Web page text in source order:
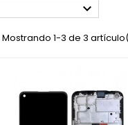

Mostrando 1-3 de 3